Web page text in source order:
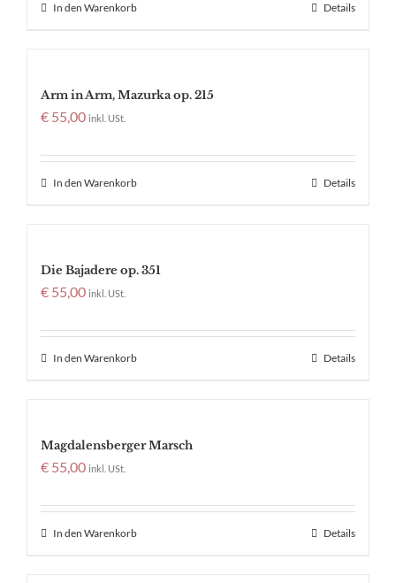
In den Warenkorb Details
Arm in Arm, Mazurka op. 215
€ 55,00 inkl. USt.
In den Warenkorb Details
Die Bajadere op. 351
€ 55,00 inkl. USt.
In den Warenkorb Details
Magdalensberger Marsch
€ 55,00 inkl. USt.
In den Warenkorb Details